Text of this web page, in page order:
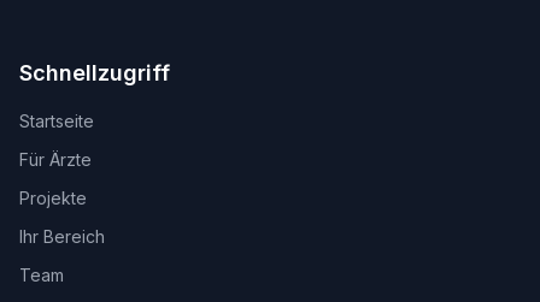
Schnellzugriff
Startseite
Für Ärzte
Projekte
Ihr Bereich
Team